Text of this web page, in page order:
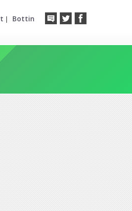
| Bottin